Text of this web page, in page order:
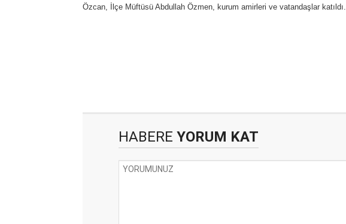
Özcan, İlçe Müftüsü Abdullah Özmen, kurum amirleri ve vatandaşlar katıldı.
HABERE YORUM KAT